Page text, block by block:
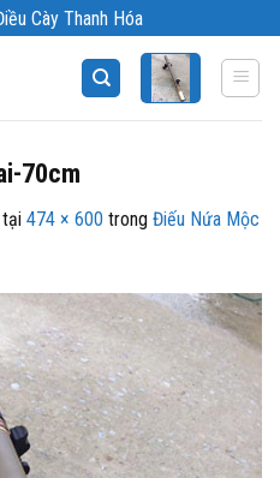
Cày Thanh Hóa
70cm
tại 474 × 600 trong Điếu Nứa Mộc